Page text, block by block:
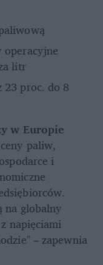
operacyjne
litr
23 proc. do 8
w Europie
paliw,
i
na globalny
napięciami
– zapewnia